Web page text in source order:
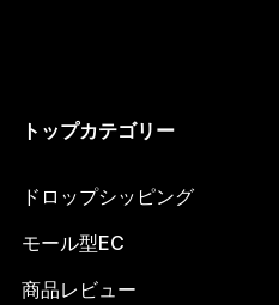
トップカテゴリー
ドロップシッピング
モール型EC
商品レビュー